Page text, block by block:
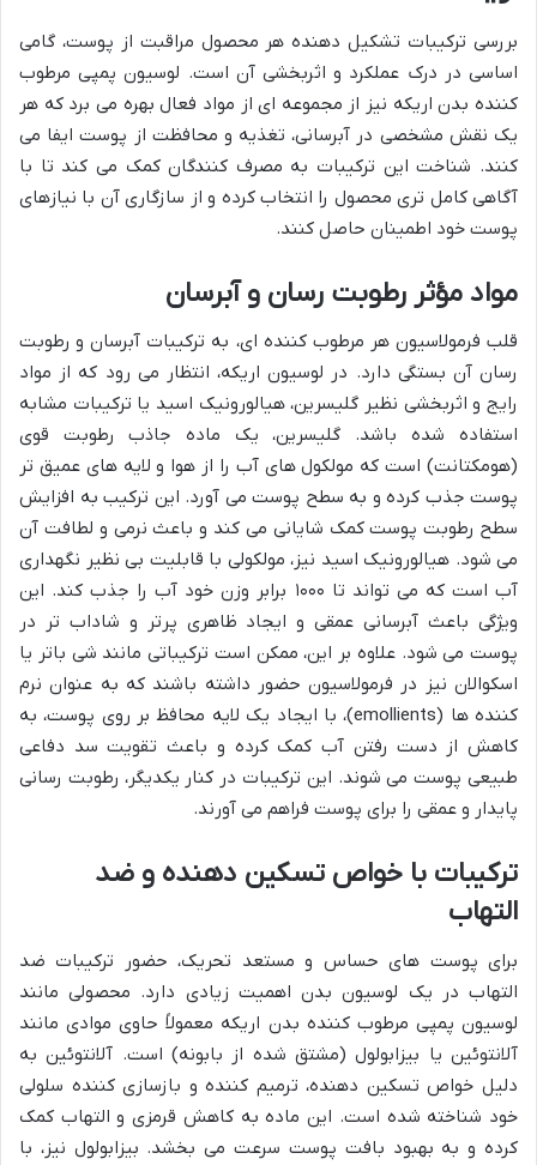
بررسی ترکیبات تشکیل دهنده هر محصول مراقبت از پوست، گامی
اساسی در درک عملکرد و اثربخشی آن است. لوسیون پمپی مرطوب
کننده بدن اریکه نیز از مجموعه ای از مواد فعال بهره می برد که هر
یک نقش مشخصی در آبرسانی، تغذیه و محافظت از پوست ایفا می
کنند. شناخت این ترکیبات به مصرف کنندگان کمک می کند تا با
آگاهی کامل تری محصول را انتخاب کرده و از سازگاری آن با نیازهای
پوست خود اطمینان حاصل کنند.
مواد مؤثر رطوبت رسان و آبرسان
قلب فرمولاسیون هر مرطوب کننده ای، به ترکیبات آبرسان و رطوبت
رسان آن بستگی دارد. در لوسیون اریکه، انتظار می رود که از مواد
رایج و اثربخشی نظیر گلیسرین، هیالورونیک اسید یا ترکیبات مشابه
استفاده شده باشد. گلیسرین، یک ماده جاذب رطوبت قوی
(هومکتانت) است که مولکول های آب را از هوا و لایه های عمیق تر
پوست جذب کرده و به سطح پوست می آورد. این ترکیب به افزایش
سطح رطوبت پوست کمک شایانی می کند و باعث نرمی و لطافت آن
می شود. هیالورونیک اسید نیز، مولکولی با قابلیت بی نظیر نگهداری
آب است که می تواند تا ۱۰۰۰ برابر وزن خود آب را جذب کند. این
ویژگی باعث آبرسانی عمقی و ایجاد ظاهری پرتر و شاداب تر در
پوست می شود. علاوه بر این، ممکن است ترکیباتی مانند شی باتر یا
اسکوالان نیز در فرمولاسیون حضور داشته باشند که به عنوان نرم
کننده ها (emollients)، با ایجاد یک لایه محافظ بر روی پوست، به
کاهش از دست رفتن آب کمک کرده و باعث تقویت سد دفاعی
طبیعی پوست می شوند. این ترکیبات در کنار یکدیگر، رطوبت رسانی
پایدار و عمقی را برای پوست فراهم می آورند.
ترکیبات با خواص تسکین دهنده و ضد
التهاب
برای پوست های حساس و مستعد تحریک، حضور ترکیبات ضد
التهاب در یک لوسیون بدن اهمیت زیادی دارد. محصولی مانند
لوسیون پمپی مرطوب کننده بدن اریکه معمولاً حاوی موادی مانند
آلانتوئین یا بیزابولول (مشتق شده از بابونه) است. آلانتوئین به
دلیل خواص تسکین دهنده، ترمیم کننده و بازسازی کننده سلولی
خود شناخته شده است. این ماده به کاهش قرمزی و التهاب کمک
کرده و به بهبود بافت پوست سرعت می بخشد. بیزابولول نیز، با